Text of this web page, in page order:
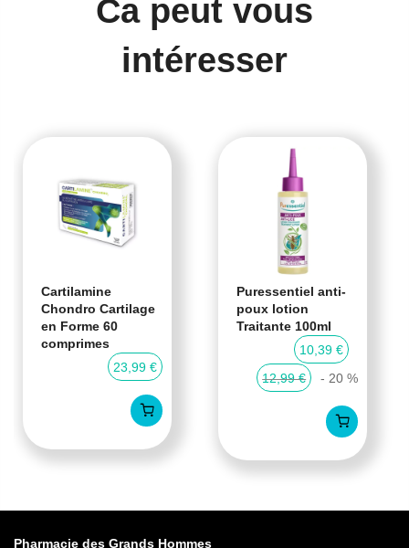
Ca peut vous
intéresser
Cartilamine
Chondro Cartilage
en Forme 60
comprimes
23,99 €
Puressentiel anti-
poux lotion
Traitante 100ml
10,39 €
12,99 €
- 20 %
Pharmacie des Grands Hommes